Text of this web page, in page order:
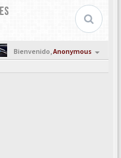
Bienvenido,Anonymous